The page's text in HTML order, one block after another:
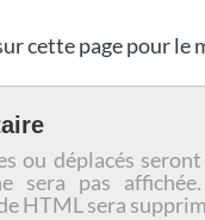
cette page pour le
ou déplacés
sera pas
HTML sera